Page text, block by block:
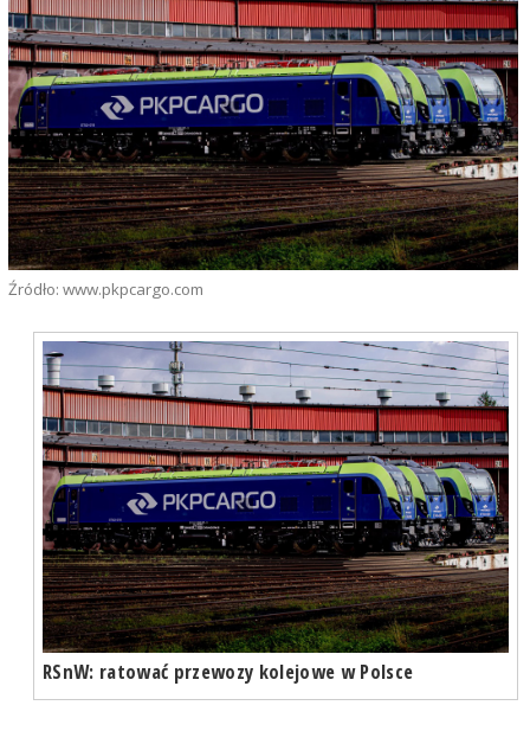
Źródło: www.pkpcargo.com
RSnW: ratować przewozy kolejowe w Polsce